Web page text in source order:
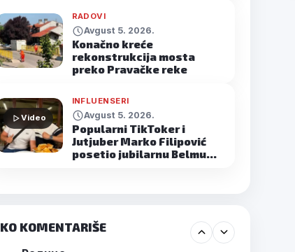
RADOVI
Avgust 5. 2026.
Konačno kreće
rekonstrukcija mosta
preko Pravačke reke
Video
INFLUENSERI
Avgust 5. 2026.
Popularni TikToker i
Jutjuber Marko Filipović
posetio jubilarnu Belmu…
KO KOMENTARIŠE